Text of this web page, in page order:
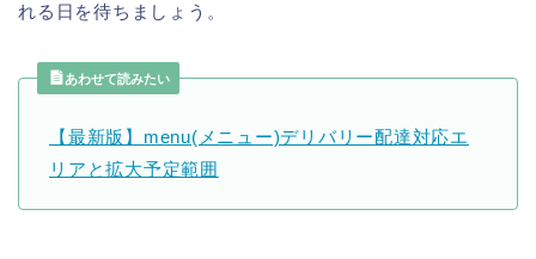
れる日を待ちましょう。
あわせて読みたい
【最新版】menu(メニュー)デリバリー配達対応エ
リアと拡大予定範囲